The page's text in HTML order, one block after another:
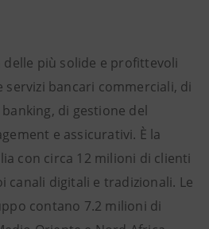
delle più solide e profittevoli
servizi bancari commerciali, di
di gestione del
e assicurativi. È la
con circa 12 milioni di clienti
canali digitali e tradizionali. Le
contano 7.2 milioni di